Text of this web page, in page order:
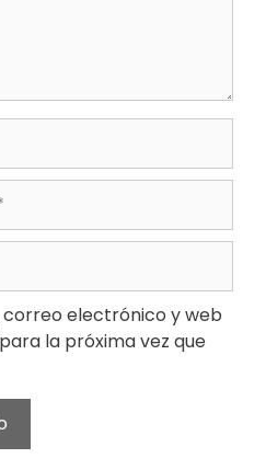
electrónico y web
la próxima vez que